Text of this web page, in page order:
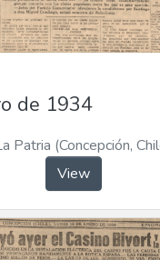
de 1934
Patria (Concepción,
View